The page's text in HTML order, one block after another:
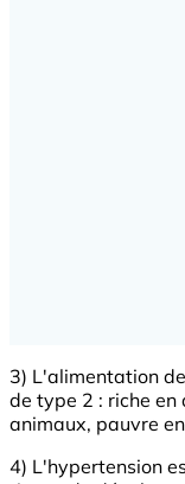
3) L'alimentation
de type 2 : riche
animaux, pauvre
4) L'hypertension